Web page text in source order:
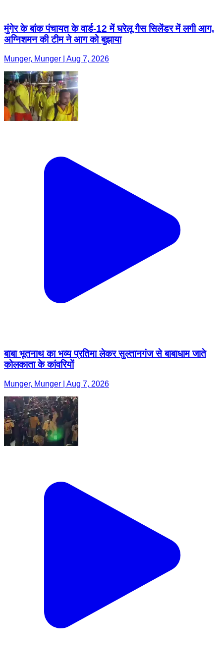
मुंगेर के बांक पंचायत के वार्ड-12 में घरेलू गैस सिलेंडर में लगी आग,
अग्निशमन की टीम ने आग को बुझाया
Munger, Munger | Aug 7, 2026
बाबा भूतनाथ का भव्य प्रतिमा लेकर सुल्तानगंज से बाबाधाम जाते
कोलकाता के कांवरियों
Munger, Munger | Aug 7, 2026